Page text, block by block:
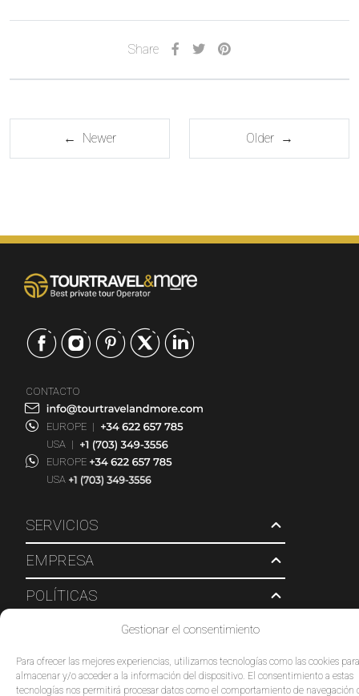
Gestionar el consentimiento
Para ofrecer las mejores experiencias, utilizamos tecnologías como las cookies para
almacenar y/o acceder a la información del dispositivo. El consentimiento a estas
tecnologías nos permitirá procesar datos como el comportamiento de navegación
Share
← Newer Older →
SERVICIOS
EMPRESA
POLÍTICAS
CONTACTO
EUROPE |
USA |
EUROPE
USA